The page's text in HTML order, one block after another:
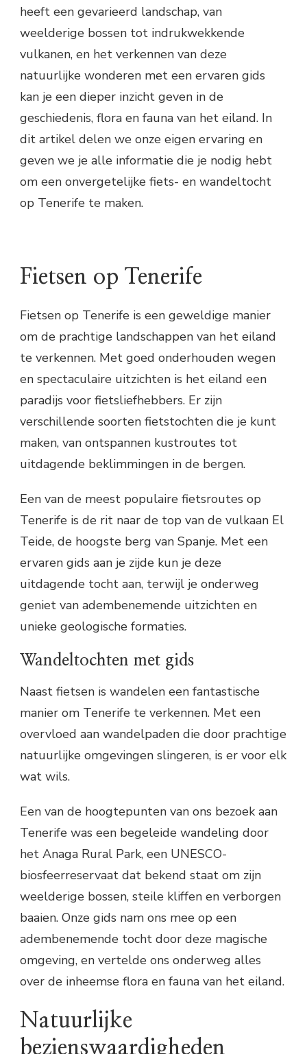
heeft een gevarieerd landschap, van
weelderige bossen tot indrukwekkende
vulkanen, en het verkennen van deze
natuurlijke wonderen met een ervaren gids
kan je een dieper inzicht geven in de
geschiedenis, flora en fauna van het eiland. In
dit artikel delen we onze eigen ervaring en
geven we je alle informatie die je nodig hebt
om een onvergetelijke fiets- en wandeltocht
op Tenerife te maken.
Fietsen op Tenerife
Fietsen op Tenerife is een geweldige manier
om de prachtige landschappen van het eiland
te verkennen. Met goed onderhouden wegen
en spectaculaire uitzichten is het eiland een
paradijs voor fietsliefhebbers. Er zijn
verschillende soorten fietstochten die je kunt
maken, van ontspannen kustroutes tot
uitdagende beklimmingen in de bergen.
Een van de meest populaire fietsroutes op
Tenerife is de rit naar de top van de vulkaan El
Teide, de hoogste berg van Spanje. Met een
ervaren gids aan je zijde kun je deze
uitdagende tocht aan, terwijl je onderweg
geniet van adembenemende uitzichten en
unieke geologische formaties.
Wandeltochten met gids
Naast fietsen is wandelen een fantastische
manier om Tenerife te verkennen. Met een
overvloed aan wandelpaden die door prachtige
natuurlijke omgevingen slingeren, is er voor elk
wat wils.
Een van de hoogtepunten van ons bezoek aan
Tenerife was een begeleide wandeling door
het Anaga Rural Park, een UNESCO-
biosfeerreservaat dat bekend staat om zijn
weelderige bossen, steile kliffen en verborgen
baaien. Onze gids nam ons mee op een
adembenemende tocht door deze magische
omgeving, en vertelde ons onderweg alles
over de inheemse flora en fauna van het eiland.
Natuurlijke
bezienswaardigheden